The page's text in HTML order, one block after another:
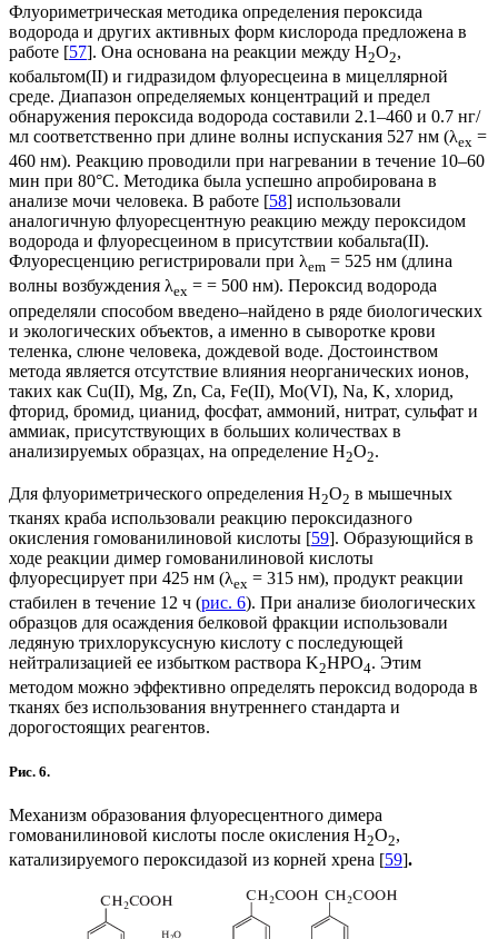
Флуориметрическая методика определения пероксида
водорода и других активных форм кислорода предложена в
работе [57]. Она основана на реакции между Н2О2,
кобальтом(II) и гидразидом флуоресцеина в мицеллярной
среде. Диапазон определяемых концентраций и предел
обнаружения пероксида водорода составили 2.1–460 и 0.7 нг/
мл соответственно при длине волны испускания 527 нм (λex =
460 нм). Реакцию проводили при нагревании в течение 10–60
мин при 80°С. Методика была успешно апробирована в
анализе мочи человека. В работе [58] использовали
аналогичную флуоресцентную реакцию между пероксидом
водорода и флуоресцеином в присутствии кобальта(II).
Флуоресценцию регистрировали при λem = 525 нм (длина
волны возбуждения λeх = = 500 нм). Пероксид водорода
определяли способом введено–найдено в ряде биологических
и экологических объектов, а именно в сыворотке крови
теленка, слюне человека, дождевой воде. Достоинством
метода является отсутствие влияния неорганических ионов,
таких как Cu(II), Mg, Zn, Ca, Fe(II), Mo(VI), Na, K, хлорид,
фторид, бромид, цианид, фосфат, аммоний, нитрат, сульфат и
аммиак, присутствующих в больших количествах в
анализируемых образцах, на определение H2O2.
Для флуориметрического определения H2O2 в мышечных
тканях краба использовали реакцию пероксидазного
окисления гомованилиновой кислоты [59]. Образующийся в
ходе реакции димер гомованилиновой кислоты
флуоресцирует при 425 нм (λex = 315 нм), продукт реакции
стабилен в течение 12 ч (рис. 6). При анализе биологических
образцов для осаждения белковой фракции использовали
ледяную трихлоруксусную кислоту с последующей
нейтрализацией ее избытком раствора K2HPO4. Этим
методом можно эффективно определять пероксид водорода в
тканях без использования внутреннего стандарта и
дорогостоящих реагентов.
Рис. 6.
Механизм образования флуоресцентного димера
гомованилиновой кислоты после окисления H2O2,
катализируемого пероксидазой из корней хрена [59].